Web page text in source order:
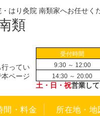
はり灸院 南類家へお任せく
類
ってい
ページ
受付時間
9:30 ～ 12:00
14:30 ～ 20:00
土・日・祝営業して
間・料金 所在地・地